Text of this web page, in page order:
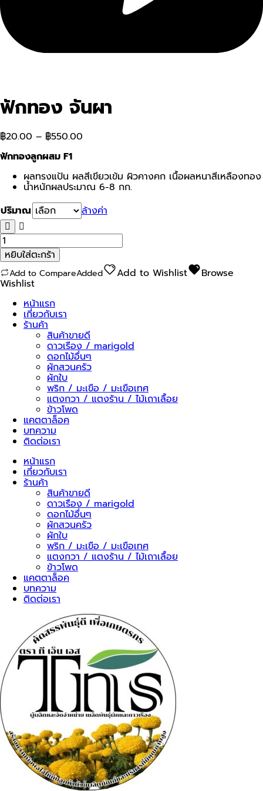
ฟักทอง จันผา
฿20.00 – ฿550.00
ฟักทองลูกผสม F1
ผลทรงแป้น ผลสีเขียวเข้ม ผิวคางคก เนื้อผลหนาสีเหลืองทอง
น้ำหนักผลประมาณ 6-8 กก.
ปริมาณ
ล้างค่า
จำนวน
ฟักทอง
จัน
ผา
ชิ้น
หยิบใส่ตะกร้า
Add to CompareAdded Add to Wishlist Browse
Wishlist
หน้าแรก
เกี่ยวกับเรา
ร้านค้า
สินค้าขายดี
ดาวเรือง / marigold
ดอกไม้อื่นๆ
ผักสวนครัว
ผักใบ
พริก / มะเขือ / มะเขือเทศ
แตงกวา / แตงร้าน / ไม้เถาเลื้อย
ข้าวโพด
แคตตาล็อค
บทความ
ติดต่อเรา
หน้าแรก
เกี่ยวกับเรา
ร้านค้า
สินค้าขายดี
ดาวเรือง / marigold
ดอกไม้อื่นๆ
ผักสวนครัว
ผักใบ
พริก / มะเขือ / มะเขือเทศ
แตงกวา / แตงร้าน / ไม้เถาเลื้อย
ข้าวโพด
แคตตาล็อค
บทความ
ติดต่อเรา